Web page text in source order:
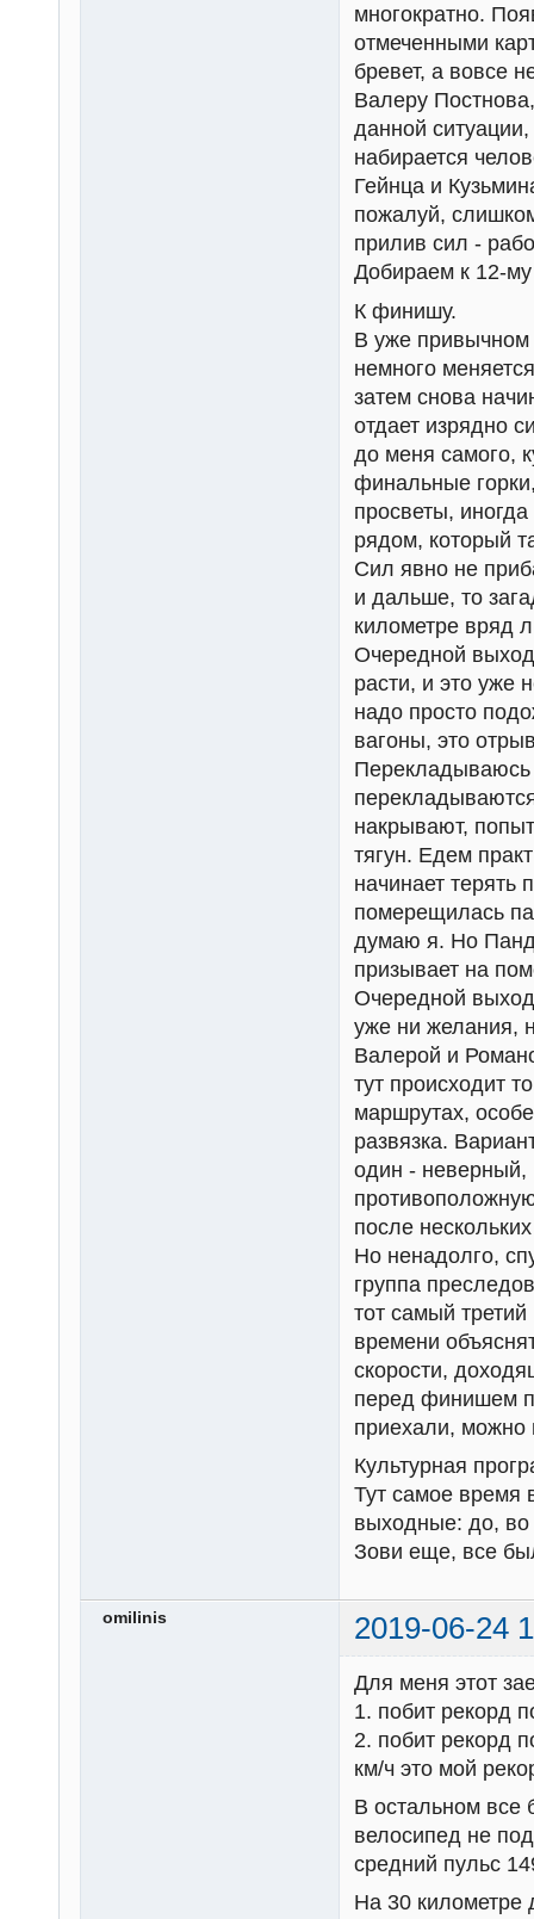
многократно.
отмеченными
бревет, а вовсе
Валеру
данной
набирается
Гейнца и
пожалуй,
прилив сил -
Добираем к 12-му
К финишу.
В уже привычном
немного
затем снова
отдает изрядно
до меня самого,
финальные
просветы,
рядом, который
Сил явно не
и дальше, то
километре вряд
Очередной выход
расти, и это уже
надо просто
вагоны, это
Перекладываюсь
накрывают,
тягун. Едем
начинает терять
померещилась
думаю я. Но
призывает на
Очередной
уже ни желания,
Валерой и
тут происходит
маршрутах,
развязка.
один - неверный,
после
Но ненадолго,
группа
тот самый
времени
скорости,
перед финишем
приехали, можно
Культурная
Тут самое время
выходные: до, во
Зови еще, все
omilinis 2019-06-24
Для меня этот
1. побит рекорд
2. побит рекорд
км/ч это мой
В остальном все
велосипед не
средний пульс
На 30 километре